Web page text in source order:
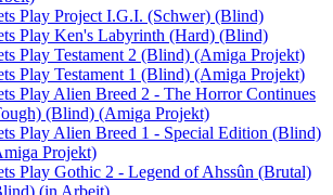
Play Project I.G.I. (Schwer) (Blind)
Play Ken's Labyrinth (Hard) (Blind)
Play Testament 2 (Blind) (Amiga Projekt)
Play Testament 1 (Blind) (Amiga Projekt)
Play Alien Breed 2 - The Horror Continues
(Blind) (Amiga Projekt)
Play Alien Breed 1 - Special Edition (Blind)
Projekt)
Play Gothic 2 - Legend of Ahssûn (Brutal)